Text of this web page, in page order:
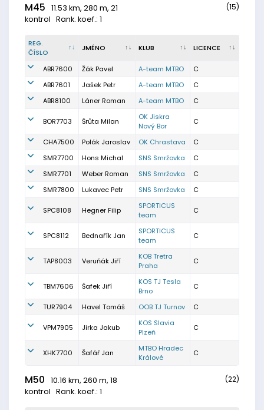
M45
11.53 km, 280 m, 21
kontrol Rank. koef.: 1
(15)
REG.
ČÍSLO
JMÉNO KLUB LICENCE
ABR7600 Žák Pavel A-team MTBO
C
ABR7601
Jašek Petr A-team MTBO
C
ABR8100
Láner Roman A-team MTBO C
BOR7703 Šrůta Milan
OK Jiskra
Nový Bor
C
CHA7500 Polák Jaroslav OK Chrastava
C
SMR7700
Hons Michal SNS Smržovka
C
SMR7701
Weber Roman SNS Smržovka
C
SMR7800
Lukavec Petr SNS Smržovka C
SPC8108 Hegner Filip
SPORTICUS
team
C
SPC8112 Bednařík Jan
SPORTICUS
team
C
TAP8003 Veruňák Jiří
KOB Tretra
Praha
C
TBM7606 Šafek Jiří
KOS TJ Tesla
Brno
C
TUR7904 Havel Tomáš OOB TJ Turnov C
VPM7905 Jirka Jakub
KOS Slavia
Plzeň
C
XHK7700 Šafář Jan
MTBO Hradec
Králové
C
M50
10.16 km, 260 m, 18
kontrol Rank. koef.: 1
(22)